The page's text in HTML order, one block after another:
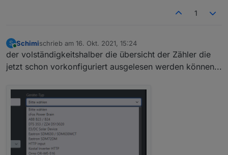
1
S
Online
Schimischrieb am 16. Okt. 2021, 15:24
zuletzt editiert von
der volständigkeitshalber die übersicht der Zähler die
jetzt schon vorkonfiguriert ausgelesen werden können...